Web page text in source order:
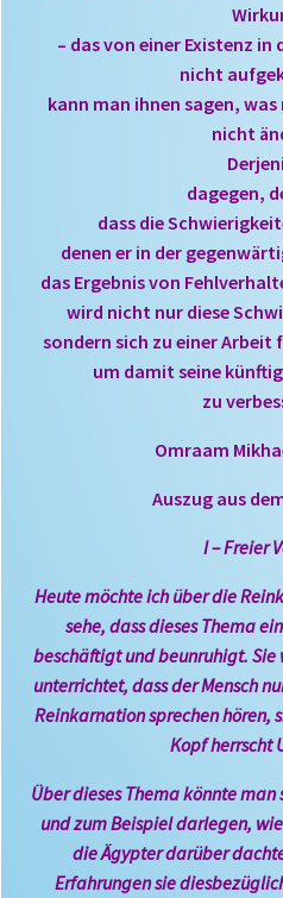
– das von einer Existenz
nicht
kann man ihnen sagen,
nicht
dagegen,
dass die
denen er in der
das Ergebnis von
wird nicht nur diese
sondern sich zu einer Arbeit
um damit seine
zu
Omraam
Auszug aus
I – Freier
Heute möchte ich über die
sehe, dass dieses Thema
beschäftigt und beunruhigt.
unterrichtet, dass der Mensch
Reinkarnation sprechen hören,
Kopf herrscht
Über dieses Thema könnte
und zum Beispiel darlegen,
die Ägypter darüber
Erfahrungen sie